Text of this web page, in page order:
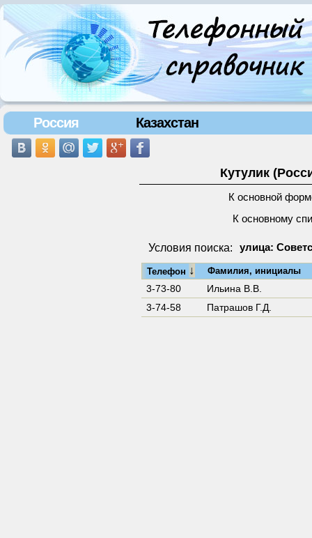
Россия Казахстан
Кутулик
К основной
К основному
Условия поиска: улица:
Телефон ↓ Фамилия, инициалы
3-73-80
Ильина В.В.
3-74-58
Патрашов Г.Д.